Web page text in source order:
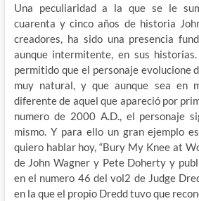
Una peculiaridad a la que se le
cuarenta y cinco años de historia
creadores, ha sido una presencia
aunque intermitente, en sus
permitido que el personaje evolucione
muy natural, y que aunque sea en
diferente de aquel que apareció por
numero de 2000 A.D., el personaje
mismo. Y para ello un gran ejemplo
quiero hablar hoy, “Bury My Knee at
de John Wagner y Pete Doherty y
en el numero 46 del vol2 de Judge
en la que el propio Dredd tuvo que